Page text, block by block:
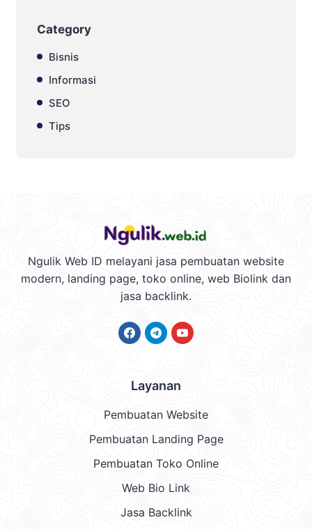
Category
Bisnis
Informasi
SEO
Tips
Ngulik Web ID melayani jasa pembuatan website
modern, landing page, toko online, web Biolink dan
jasa backlink.
Layanan
Pembuatan Website
Pembuatan Landing Page
Pembuatan Toko Online
Web Bio Link
Jasa Backlink